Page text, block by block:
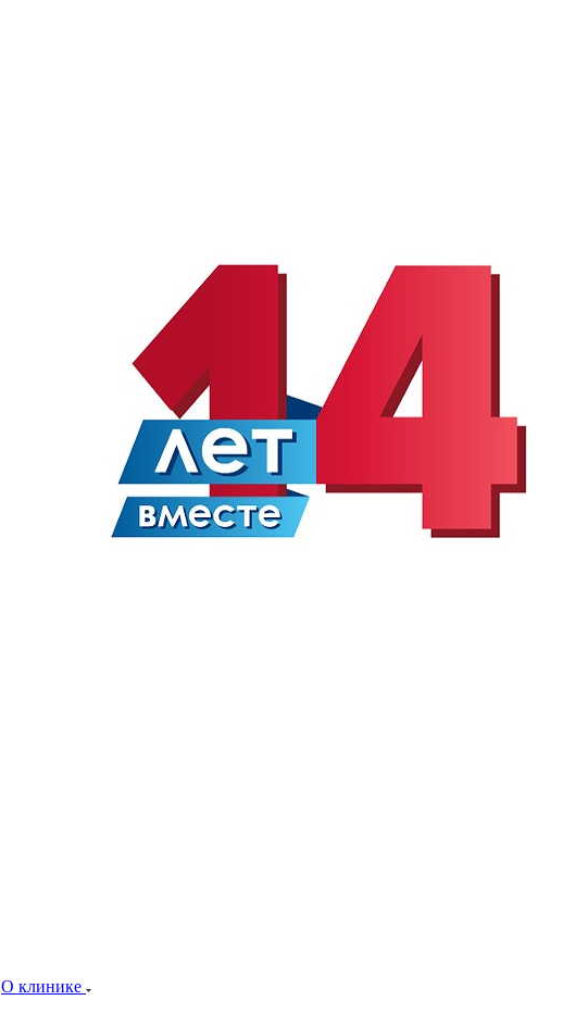
О клинике